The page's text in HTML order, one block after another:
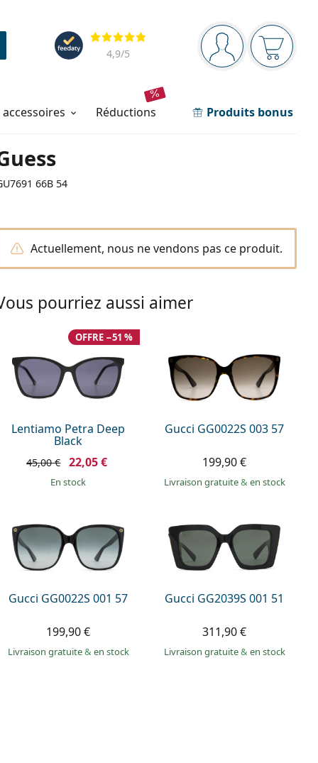
Barre de navigation
Vous êtesVotre
Évaluation
4,9/5
réductions Produits bonus
66B 54
Actuellement, nous ne vendons pas ce produit.
pourriez aussi aimer
Lentiamo Petra Deep
Black
OFFRE −51 %
45,00 € 22,05 €
en stock
Gucci GG0022S 003 57
199,90 €
Livraison gratuite& en stock
Gucci GG0022S 001 57
199,90 €
Livraison gratuite& en stock
Gucci GG2039S 001 51
311,90 €
Livraison gratuite& en stock